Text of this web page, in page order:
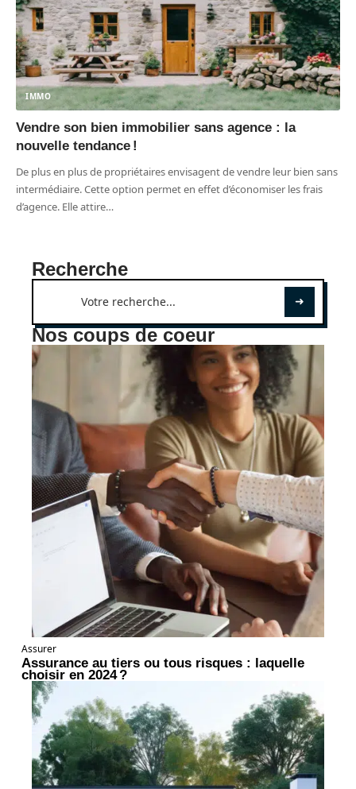
IMMO
Vendre son bien immobilier sans agence : la
nouvelle tendance !
De plus en plus de propriétaires envisagent de vendre leur bien sans
intermédiaire. Cette option permet en effet d’économiser les frais
d’agence. Elle attire…
Recherche
Nos coups de coeur
Assurer
Assurance au tiers ou tous risques : laquelle
choisir en 2024 ?